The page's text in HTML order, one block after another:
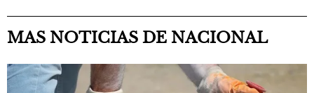
MAS NOTICIAS DE NACIONAL